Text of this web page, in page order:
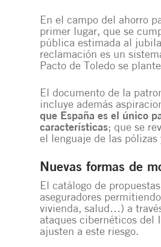
En el campo del ahorro
primer lugar, que se
pública estimada al
reclamación es un
Pacto de Toledo se
El documento de la
incluye además
que España es el único
características; que se
el lenguaje de las
Nuevas formas de
El catálogo de
aseguradores
vivienda, salud…) a
ataques cibernéticos del
ajusten a este riesgo.